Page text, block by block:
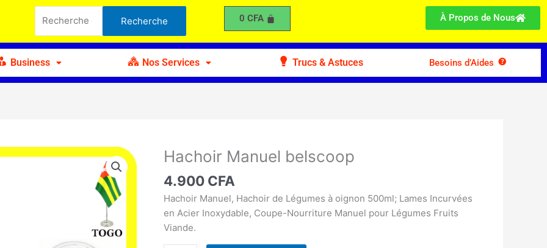
pour :
Recherche 0 CFA À Propos de Nous
Business Nos Services Trucs & Astuces Besoins d’Aides
Hachoir Manuel belscoop
4.900 CFA
Hachoir Manuel, Hachoir de Légumes à oignon 500ml; Lames Incurvées
en Acier Inoxydable, Coupe-Nourriture Manuel pour Légumes Fruits
Viande.
quantité
Hachoir
Manuel
belscoop